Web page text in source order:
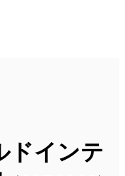
ドインテ